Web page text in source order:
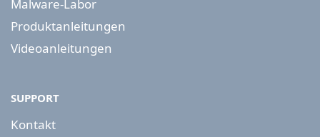
Malware-Labor
Produktanleitungen
Videoanleitungen
SUPPORT
Kontakt